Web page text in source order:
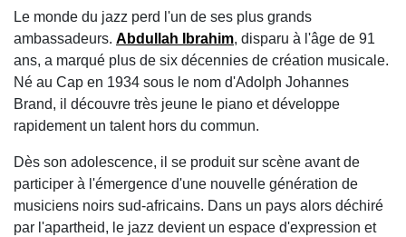
Le monde du jazz perd l'un de ses plus grands
ambassadeurs. Abdullah Ibrahim, disparu à l'âge de 91
ans, a marqué plus de six décennies de création musicale.
Né au Cap en 1934 sous le nom d'Adolph Johannes
Brand, il découvre très jeune le piano et développe
rapidement un talent hors du commun.
Dès son adolescence, il se produit sur scène avant de
participer à l'émergence d'une nouvelle génération de
musiciens noirs sud-africains. Dans un pays alors déchiré
par l'apartheid, le jazz devient un espace d'expression et